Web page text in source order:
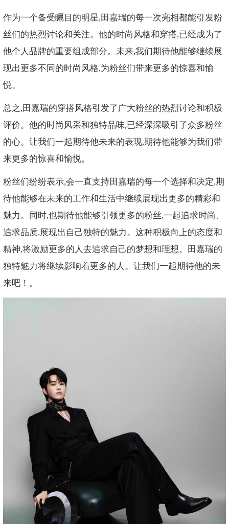
作为一个备受瞩目的明星,田嘉瑞的每一次亮相都能引发粉
丝们的热烈讨论和关注。他的时尚风格和穿搭,已经成为了
他个人品牌的重要组成部分。未来,我们期待他能够继续展
现出更多不同的时尚风格,为粉丝们带来更多的惊喜和愉
悦。
总之,田嘉瑞的穿搭风格引发了广大粉丝的热烈讨论和积极
评价。他的时尚风采和独特品味,已经深深吸引了众多粉丝
的心。让我们一起期待他未来的表现,期待他能够为我们带
来更多的惊喜和愉悦。
粉丝们纷纷表示,会一直支持田嘉瑞的每一个选择和决定,期
待他能够在未来的工作和生活中继续展现出更多的精彩和
魅力。同时,也期待他能够引领更多的粉丝,一起追求时尚、
追求品质,展现出自己独特的魅力。这种积极向上的态度和
精神,将激励更多的人去追求自己的梦想和理想。田嘉瑞的
独特魅力将继续影响着更多的人。让我们一起期待他的未
来吧！。